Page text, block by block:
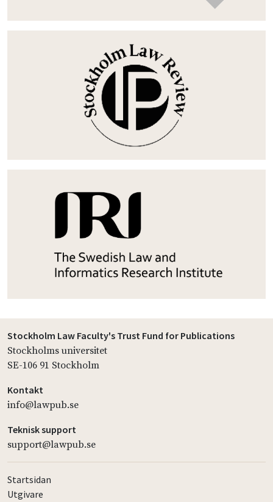
Stockholm Law Faculty's Trust Fund for Publications
Stockholms universitet
SE-106 91 Stockholm
Kontakt
info@lawpub.se
Teknisk support
support@lawpub.se
Startsidan
Utgivare